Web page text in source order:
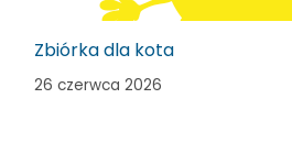
Zbiórka dla kota
26 czerwca 2026